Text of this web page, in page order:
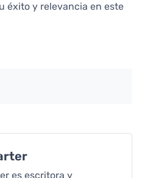
éxito y relevancia en este
es escritora y